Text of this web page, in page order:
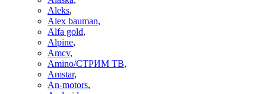
Aleks,
Alex bauman,
Alfa gold,
Alpine,
Amcv,
Amino/СТРИМ ТВ,
Amstar,
An-motors,